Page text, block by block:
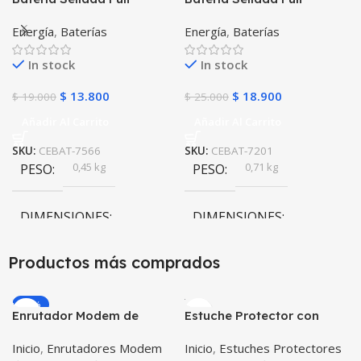
FL440GS POWEST
Energía, Baterías
In stock
$19.000 $ 13.800
SKU: CEBAT-7566
PESO 0,45 kg
DIMENSIONES
5,2 × 4,8 × 10 cm
FL640GS POWEST
Energía, Baterías
In stock
$25.000 $ 18.900
SKU: CEBAT-7201
PESO 0,71 kg
DIMENSIONES
7 × 4,7 × 10,7 cm
Productos más comprados
-20%
Enrutador Modem de
Libre Todo Operador 4G
Inicio, Enrutadores Modem
Estuche Protector con
Tablet Samsung Galaxy
Inicio, Estuches Protectores